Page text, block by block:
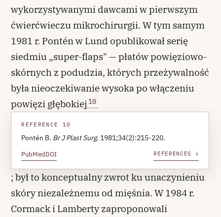
wykorzystywanymi dawcami w pierwszym
ćwierćwieczu mikrochirurgii. W tym samym
1981 r. Pontén w Lund opublikował serię
siedmiu „super-flaps" — płatów powięziowo-
skórnych z podudzia, których przeżywalność
była nieoczekiwanie wysoka po włączeniu
powięzi głębokiej 10
REFERENCE 10
Pontén B. Br J Plast Surg. 1981;34(2):215-220.
PubMedDOI REFERENCES ↓
; był to konceptualny zwrot ku unaczynieniu
skóry niezależnemu od mięśnia. W 1984 r.
Cormack i Lamberty zaproponowali